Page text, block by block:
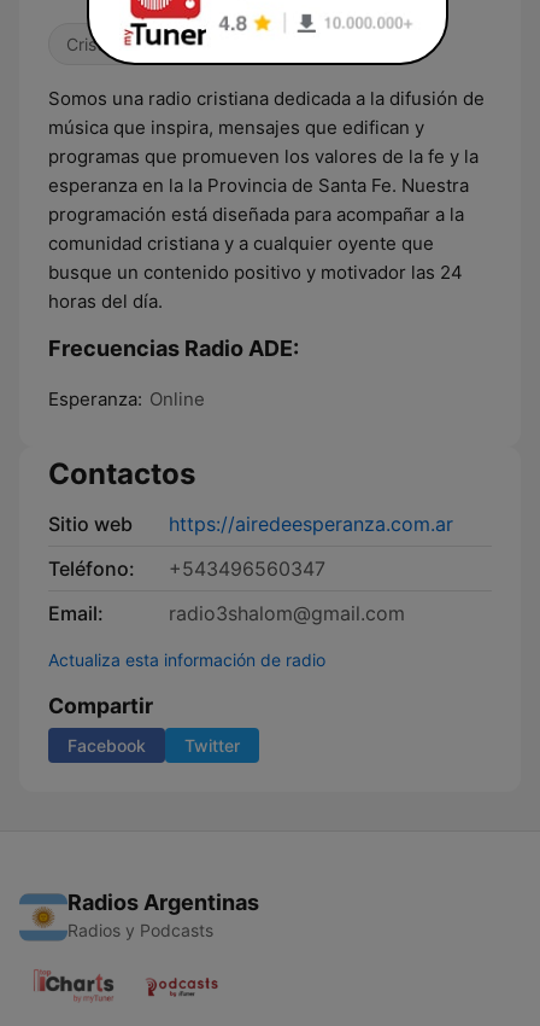
Cristiana
Somos una radio cristiana dedicada a la difusión de
música que inspira, mensajes que edifican y
programas que promueven los valores de la fe y la
esperanza en la la Provincia de Santa Fe. Nuestra
programación está diseñada para acompañar a la
comunidad cristiana y a cualquier oyente que
busque un contenido positivo y motivador las 24
horas del día.
Frecuencias Radio ADE:
Esperanza: Online
Contactos
Sitio web
https://airedeesperanza.com.ar
Teléfono:
+543496560347
Email:
radio3shalom@gmail.com
Actualiza esta información de radio
Compartir
Facebook Twitter
Radios Argentinas
Radios y Podcasts